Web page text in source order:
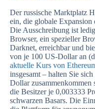
Der russische Marktplatz
ein, die globale
Die Ausschreibung ist
Browser, ein spezieller
Darknet, erreichbar und
von je 100 US-Dollar an
aktuelle Kurs von
insgesamt – halten Sie
Dollar zusammenkommen
die Besitzer je 0,003333
schwarzen Basars. Die